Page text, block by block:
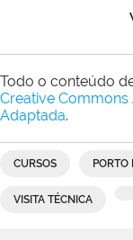
Todo o conteúdo
Creative
Adaptada.
CURSOS PORTO
VISITA TÉCNICA